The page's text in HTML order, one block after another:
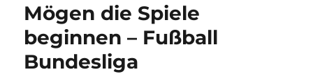
Mögen die Spiele
beginnen – Fußball
Bundesliga